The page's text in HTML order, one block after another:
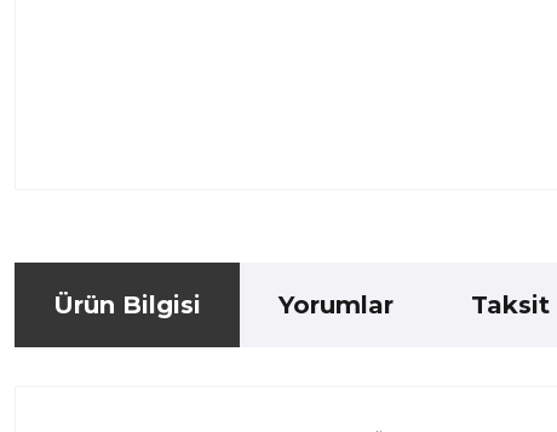
Ürün Bilgisi Yorumlar Taksit